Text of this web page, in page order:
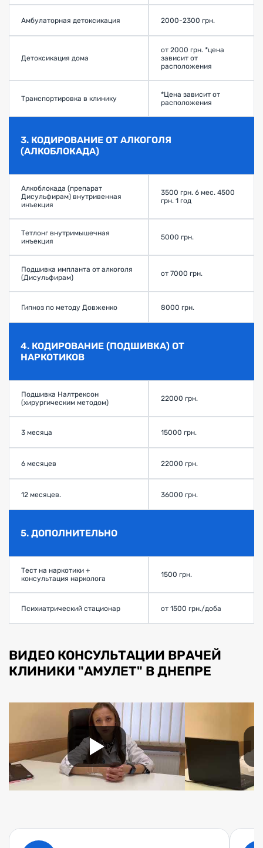
Амбулаторная детоксикация 2000-2300 грн.
Детоксикация дома
от 2000 грн. *цена
зависит от
расположения
Транспортировка в клинику
*Цена зависит от
расположения
3. КОДИРОВАНИЕ ОТ АЛКОГОЛЯ
(АЛКОБЛОКАДА)
Алкоблокада (препарат
Дисульфирам) внутривенная
инъекция
3500 грн. 6 мес. 4500
грн. 1 год
Тетлонг внутримышечная
инъекция
5000 грн.
Подшивка импланта от алкоголя
(Дисульфирам)
от 7000 грн.
Гипноз по методу Довженко 8000 грн.
4. КОДИРОВАНИЕ (ПОДШИВКА) ОТ
НАРКОТИКОВ
Подшивка Налтрексон
(хирургическим методом)
22000 грн.
3 месяца 15000 грн.
6 месяцев 22000 грн.
12 месяцев. 36000 грн.
5. ДОПОЛНИТЕЛЬНО
Тест на наркотики +
консультация нарколога
1500 грн.
Психиатрический стационар от 1500 грн./доба
ВИДЕО КОНСУЛЬТАЦИИ ВРАЧЕЙ
КЛИНИКИ "АМУЛЕТ" В ДНЕПРЕ